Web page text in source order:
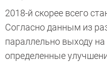
2018-й скорее всего
Согласно данным из
параллельно выходу
определенные